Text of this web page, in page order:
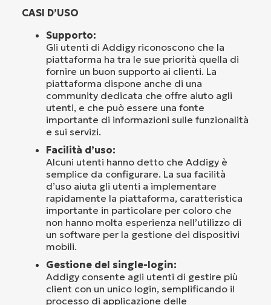
CASI D’USO
Supporto:
Gli utenti di Addigy riconoscono che la
piattaforma ha tra le sue priorità quella di
fornire un buon supporto ai clienti. La
piattaforma dispone anche di una
community dedicata che offre aiuto agli
utenti, e che può essere una fonte
importante di informazioni sulle funzionalità
e sui servizi.
Facilità d’uso:
Alcuni utenti hanno detto che Addigy è
semplice da configurare. La sua facilità
d’uso aiuta gli utenti a implementare
rapidamente la piattaforma, caratteristica
importante in particolare per coloro che
non hanno molta esperienza nell’utilizzo di
un software per la gestione dei dispositivi
mobili.
Gestione del single-login:
Addigy consente agli utenti di gestire più
client con un unico login, semplificando il
processo di applicazione delle